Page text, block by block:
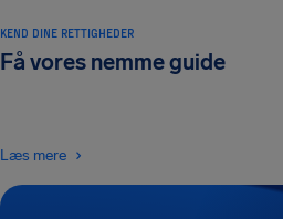
KEND DINE RETTIGHEDER
Få vores nemme guide
Læs mere